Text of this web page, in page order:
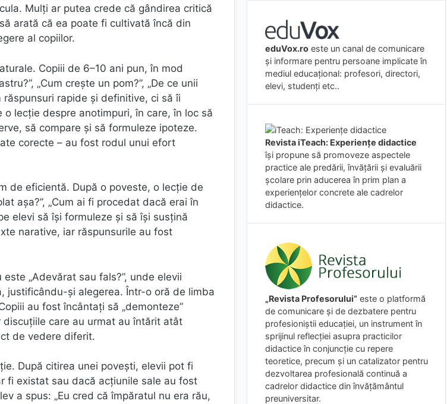
Mulți ar putea crede că gândirea critică
arată că ea poate fi cultivată încă din
al copiilor.
Copiii de 6–10 ani pun, în mod
„Cum crește un pom?”, „De ce unii
răspunsuri rapide și definitive, ci să îi
lecție despre anotimpuri, în care, în loc să
să compare și să formuleze ipoteze.
corecte – au fost rodul unui efort
de eficientă. După o poveste, o lecție de
așa?”, „Cum ai fi procedat dacă erai în
elevi să își formuleze și să își susțină
narative, iar răspunsurile au fost
„Adevărat sau fals?”, unde elevii
justificându-și alegerea. Într-o oră de limba
au fost încântați să „demonteze”
care au urmat au întărit atât
de vedere diferit.
După citirea unei povești, elevii pot fi
fi existat sau dacă acțiunile sale au fost
a spus: „Eu cred că împăratul nu era rău,
eduVox.ro este un canal de comunicare
și informare pentru persoane implicate în
mediul educațional: profesori, directori,
elevi, studenți etc..
Revista iTeach: Experienţe didactice
îşi propune să promoveze aspectele
practice ale predării, învăţării şi evaluării
şcolare prin aducerea în prim plan a
experienţelor concrete ale cadrelor
didactice.
„Revista Profesorului” este o platformă
de comunicare și de dezbatere pentru
profesioniștii educației, un instrument în
sprijinul reflecției asupra practicilor
didactice în conjuncție cu repere
teoretice, precum și un catalizator pentru
dezvoltarea profesională continuă a
cadrelor didactice din învățământul
preuniversitar.